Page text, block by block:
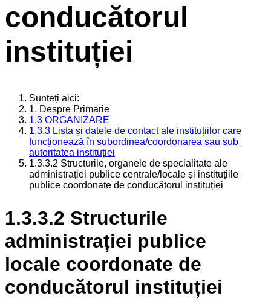
conducătorul
instituției
Sunteți aici:
1. Despre Primarie
1.3 ORGANIZARE
1.3.3 Lista și datele de contact ale instituțiilor care
funcționează în subordinea/coordonarea sau sub
autoritatea instituției
1.3.3.2 Structurile, organele de specialitate ale
administrației publice centrale/locale și instituțiile
publice coordonate de conducătorul instituției
1.3.3.2 Structurile
administrației publice
locale coordonate de
conducătorul instituției